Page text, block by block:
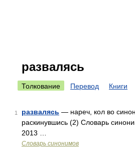
развалясь
Толкование Перевод Книги
1 развалясь — нареч, кол во
раскинувшись (2) Словарь
2013 …
Словарь синонимов